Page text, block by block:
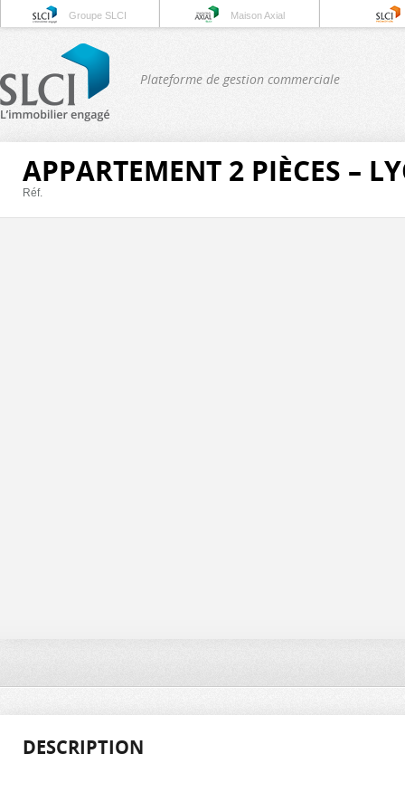
Groupe SLCI Maison Axial
Plateforme de gestion commerciale
APPARTEMENT 2 PIÈCES –
Réf.
DESCRIPTION